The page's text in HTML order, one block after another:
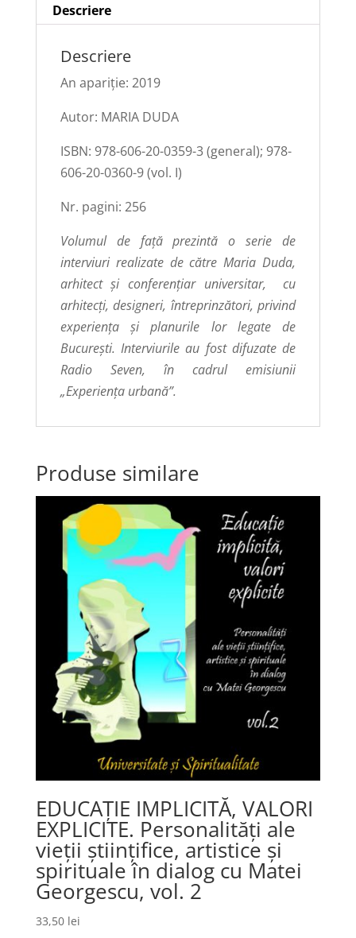
Descriere
Descriere
An apariție: 2019
Autor: MARIA DUDA
ISBN: 978-606-20-0359-3 (general); 978-
606-20-0360-9 (vol. I)
Nr. pagini: 256
Volumul de față prezintă o serie de
interviuri realizate de către Maria Duda,
arhitect și conferențiar universitar, cu
arhitecți, designeri, întreprinzători, privind
experiența și planurile lor legate de
București. Interviurile au fost difuzate de
Radio Seven, în cadrul emisiunii
„Experiența urbană”.
Produse similare
EDUCAȚIE IMPLICITĂ, VALORI
EXPLICITE. Personalități ale
vieții științifice, artistice și
spirituale în dialog cu Matei
Georgescu, vol. 2
33,50 lei